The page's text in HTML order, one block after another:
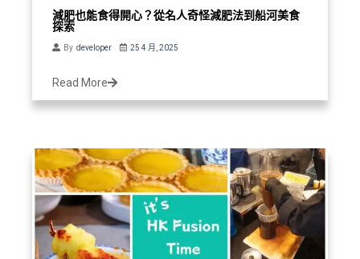
減肥也能食得開心？從名人奇怪減肥法到船河美食
探索
By developer 25 4 月, 2025
Read More